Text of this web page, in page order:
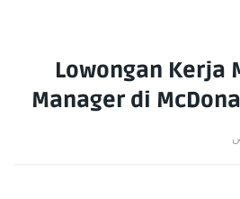
Lowongan Kerja
Manager di